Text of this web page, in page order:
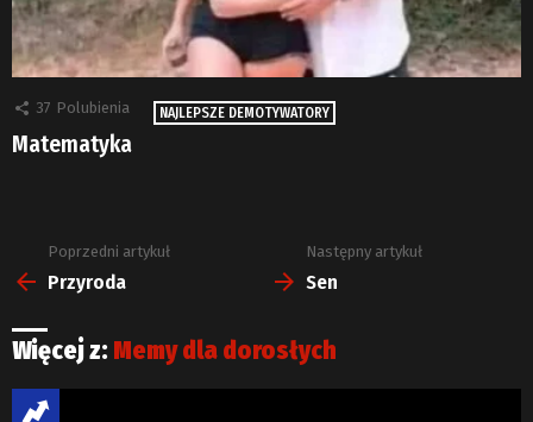
37 Polubienia NAJLEPSZE DEMOTYWATORY
Matematyka
Zobacz
więcej
Poprzedni artykuł
Przyroda
Następny artykuł
Sen
Więcej z: Memy dla dorosłych